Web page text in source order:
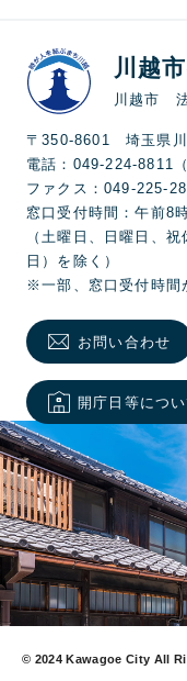
川越
川越市
〒350-8601 埼玉県川
電話：049-224-8811（
ファクス：049-225-
窓口受付時間：午前8
（土曜日、日曜日、
日）を除く）
※一部、窓口受付時間
お問い合わせ
開庁日等につい
© 2024 Kawagoe City All